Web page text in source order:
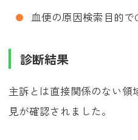
血便の原因検索目的で
診断結果
主訴とは直接関係のない領
見が確認されました。